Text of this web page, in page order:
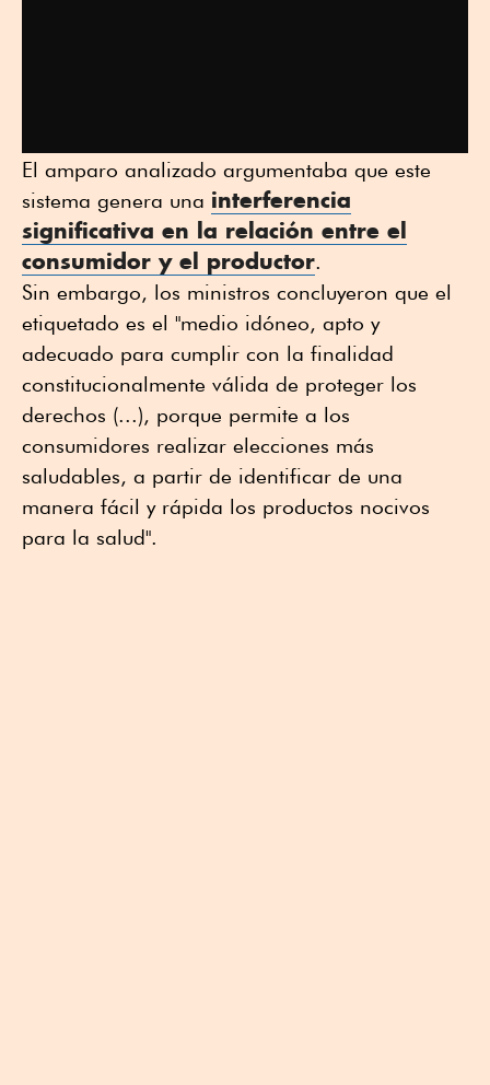
El amparo analizado argumentaba que este
sistema genera una interferencia
significativa en la relación entre el
consumidor y el productor.
Sin embargo, los ministros concluyeron que el
etiquetado es el "medio idóneo, apto y
adecuado para cumplir con la finalidad
constitucionalmente válida de proteger los
derechos (...), porque permite a los
consumidores realizar elecciones más
saludables, a partir de identificar de una
manera fácil y rápida los productos nocivos
para la salud".